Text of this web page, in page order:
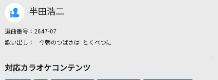
半田浩二
選曲番号： 2647-07
今朝のつばさは とくべつに
対応カラオケコンテンツ